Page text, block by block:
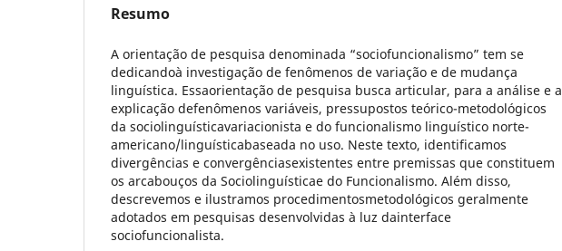
Resumo
A orientação de pesquisa denominada “sociofuncionalismo” tem se
dedicandoà investigação de fenômenos de variação e de mudança
linguística. Essaorientação de pesquisa busca articular, para a análise e a
explicação defenômenos variáveis, pressupostos teórico-metodológicos
da sociolinguísticavariacionista e do funcionalismo linguístico norte-
americano/linguísticabaseada no uso. Neste texto, identificamos
divergências e convergênciasexistentes entre premissas que constituem
os arcabouços da Sociolinguísticae do Funcionalismo. Além disso,
descrevemos e ilustramos procedimentosmetodológicos geralmente
adotados em pesquisas desenvolvidas à luz dainterface
sociofuncionalista.